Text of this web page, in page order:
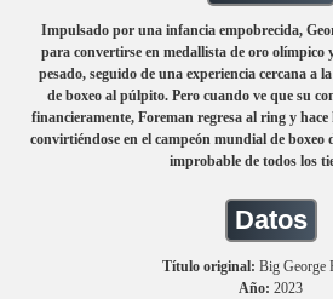
Impulsado por una infancia empobrecida,
para convertirse en medallista de oro olímpico
pesado, seguido de una experiencia cercana a
de boxeo al púlpito. Pero cuando ve que su
financieramente, Foreman regresa al ring y
convirtiéndose en el campeón mundial de boxeo
improbable de todos los
Datos
Título original: Big George
Año: 2023